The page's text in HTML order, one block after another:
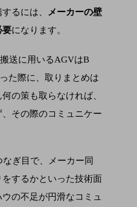
るには、
メーカーの壁
要になります。
送に用いるAGVはB
た際に、取りまとめは
の策も取らなければ、
その際のコミュニケー
ぎ目で、メーカー同
するかといった技術面
の不足が円滑なコミュ